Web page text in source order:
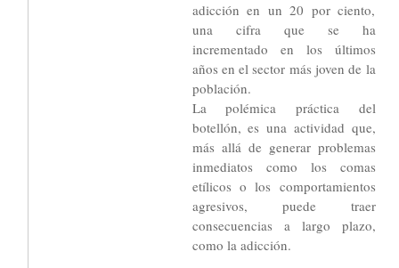
adicción en un 20 por ciento,
una cifra que se ha
incrementado en los últimos
años en el sector más joven de la
población.
La polémica práctica del
botellón, es una actividad que,
más allá de generar problemas
inmediatos como los comas
etílicos o los comportamientos
agresivos, puede traer
consecuencias a largo plazo,
como la adicción.